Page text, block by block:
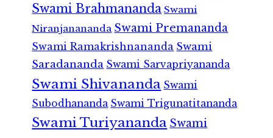
Swami Brahmananda Swami
Niranjanananda Swami Premananda
Swami Ramakrishnananda Swami
Saradananda Swami Sarvapriyananda
Swami Shivananda Swami
Subodhananda Swami Trigunatitananda
Swami Turiyananda Swami